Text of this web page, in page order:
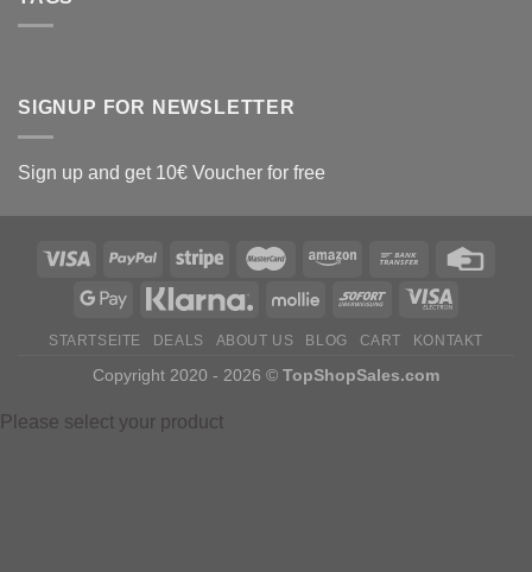
SIGNUP FOR NEWSLETTER
Sign up and get 10€ Voucher for free
STARTSEITE DEALS ABOUT US BLOG CART KONTAKT
Copyright 2020 - 2026 © TopShopSales.com
Please select your product